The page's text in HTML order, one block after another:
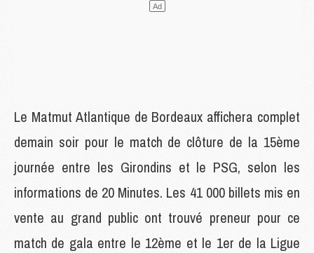
Le Matmut Atlantique de Bordeaux affichera complet
demain soir pour le match de clôture de la 15ème
journée entre les Girondins et le PSG, selon les
informations de 20 Minutes. Les 41 000 billets mis en
vente au grand public ont trouvé preneur pour ce
match de gala entre le 12ème et le 1er de la Ligue